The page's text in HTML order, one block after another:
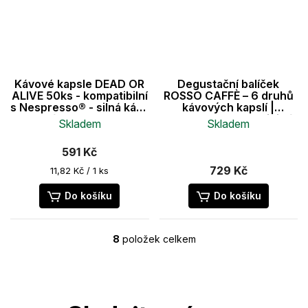
Kávové kapsle DEAD OR
ALIVE 50ks - kompatibilní
s Nespresso® - silná káva
v kapslích pro espresso
hodnocení
produktu
je
4,8
z
5
Skladem
591 Kč
Měrná
cena:
11,82 Kč / 1 ks
Do košíku
Degustační balíček
ROSSO CAFFÈ – 6 druhů
kávových kapslí |
Nespresso kompatibilní
(6 × 10 ks)
Skladem
729 Kč
Do košíku
O
8 položek celkem